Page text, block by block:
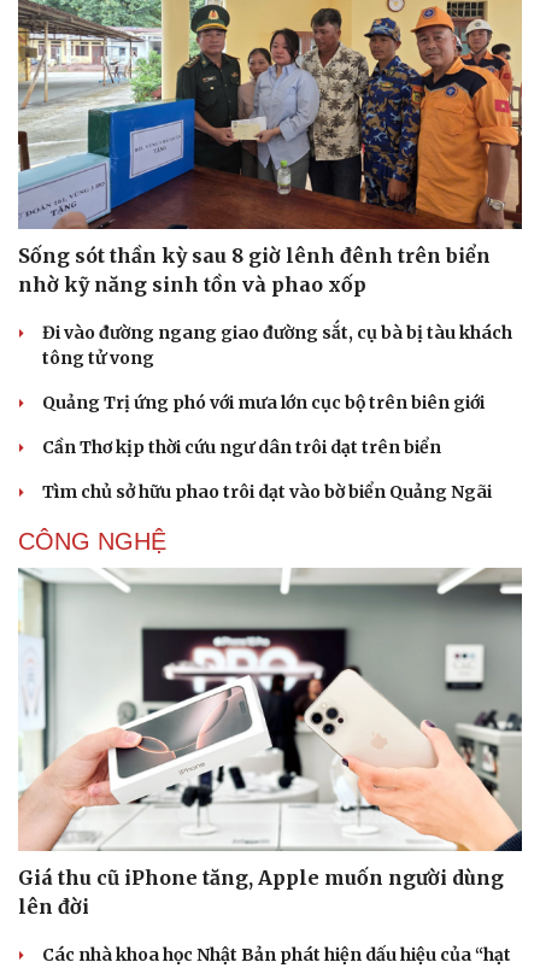
Dinh dưỡng - món ngon
Cây thuốc
Sản phụ khoa
Nhi khoa
Nam khoa
Làm đẹp - giảm cân
Phòng mạch online
Ăn sạch sống khỏe
Nhà đẹp
Blog
Tình yêu - Gia đình
Sống sót thần kỳ sau 8 giờ lênh đênh trên biển
nhờ kỹ năng sinh tồn và phao xốp
Đi vào đường ngang giao đường sắt, cụ bà bị tàu khách
tông tử vong
Quảng Trị ứng phó với mưa lớn cục bộ trên biên giới
Cần Thơ kịp thời cứu ngư dân trôi dạt trên biển
Tìm chủ sở hữu phao trôi dạt vào bờ biển Quảng Ngãi
CÔNG NGHỆ
Giá thu cũ iPhone tăng, Apple muốn người dùng
lên đời
Các nhà khoa học Nhật Bản phát hiện dấu hiệu của “hạt